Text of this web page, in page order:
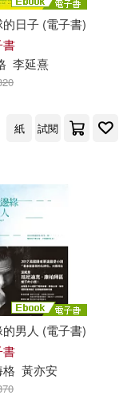
日子 (電子書)
書
李延熹
紙 試閱
男人 (電子書)
書
黃亦安